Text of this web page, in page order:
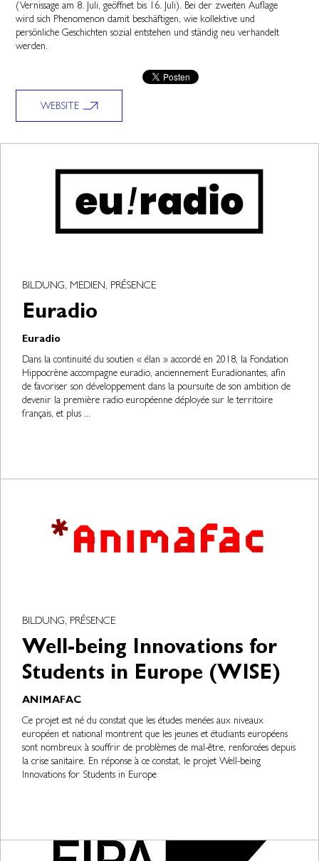
(Vernissage am 8. Juli, geöffnet bis 16. Juli). Bei der zweiten Auflage
wird sich Phenomenon damit beschäftigen, wie kollektive und
persönliche Geschichten sozial entstehen und ständig neu verhandelt
werden.
WEBSITE
BILDUNG, MEDIEN, PRÉSENCE
Euradio
Euradio
Dans la continuité du soutien « élan » accordé en 2018, la Fondation
Hippocrène accompagne euradio, anciennement Euradionantes, afin
de favoriser son développement dans la poursuite de son ambition de
devenir la première radio européenne déployée sur le territoire
français, et plus ...
BILDUNG, PRÉSENCE
Well-being Innovations for
Students in Europe (WISE)
ANIMAFAC
Ce projet est né du constat que les études menées aux niveaux
européen et national montrent que les jeunes et étudiants européens
sont nombreux à souffrir de problèmes de mal-être, renforcées depuis
la crise sanitaire. En réponse à ce constat, le projet Well-being
Innovations for Students in Europe